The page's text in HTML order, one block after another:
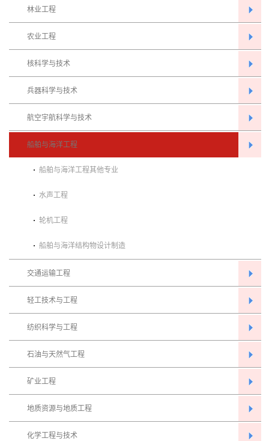
林业工程
农业工程
核科学与技术
兵器科学与技术
航空宇航科学与技术
船舶与海洋工程
船舶与海洋工程其他专业
水声工程
轮机工程
船舶与海洋结构物设计制造
交通运输工程
轻工技术与工程
纺织科学与工程
石油与天然气工程
矿业工程
地质资源与地质工程
化学工程与技术